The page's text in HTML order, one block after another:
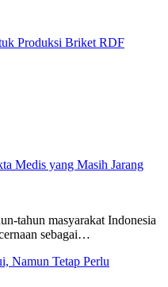
Produksi Briket RDF
Medis yang Masih Jarang
tahun masyarakat Indonesia
sebagai…
Namun Tetap Perlu